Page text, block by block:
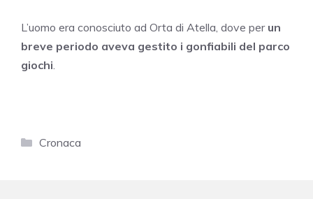
L’uomo era conosciuto ad Orta di Atella, dove per un
breve periodo aveva gestito i gonfiabili del parco
giochi.
Categorie
Cronaca